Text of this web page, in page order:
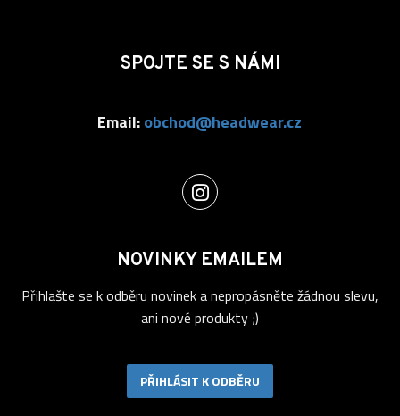
SPOJTE SE S NÁMI
Email:obchod@headwear.cz
NOVINKY EMAILEM
Přihlašte se k odběru novinek a nepropásněte žádnou slevu,
ani nové produkty ;)
PŘIHLÁSIT K ODBĚRU